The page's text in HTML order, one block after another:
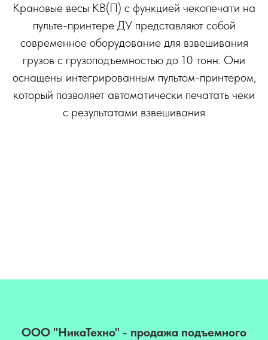
Крановые весы КВ(П) с функцией чекопечати на
пульте-принтере ДУ представляют собой
современное оборудование для взвешивания
грузов с грузоподъемностью до 10 тонн. Они
оснащены интегрированным пультом-принтером,
который позволяет автоматически печатать чеки
с результатами взвешивания
ООО "НикаТехно" - продажа подъемного